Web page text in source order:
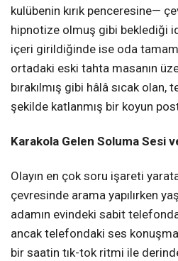
kulübenin kırık penceresine—
hipnotize olmuş gibi beklediği
içeri girildiğinde ise oda
ortadaki eski tahta masanın
bırakılmış gibi hâlâ sıcak
şekilde katlanmış bir koyun
Karakola Gelen Soluma Sesi
Olayın en çok soru işareti
çevresinde arama yapılırken
adamın evindeki sabit
ancak telefondaki ses
bir saatin tık-tok ritmi ile